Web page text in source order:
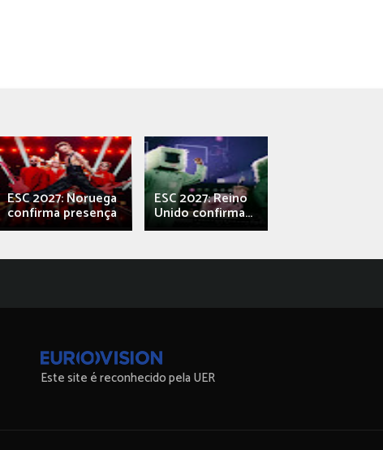
ESC 2027: Noruega
confirma presença
ESC 2027: Reino
Unido confirma...
Este site é reconhecido pela UER